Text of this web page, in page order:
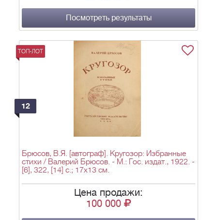
«Коминтерн» изд-ва «Красная новь»], 1924.
Посмотреть результаты
ТОП-ЛОТ
12
Брюсов, В.Я. [автограф]. Кругозор: Избранные
стихи / Валерий Брюсов. - М.: Гос. издат., 1922. -
[6], 322, [14] с.; 17x13 см.
Цена продажи:
100 000